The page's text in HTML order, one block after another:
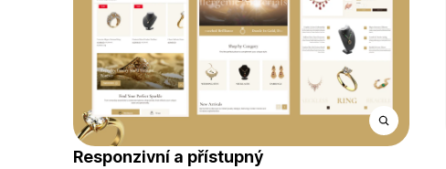
Responzivní a přístupný